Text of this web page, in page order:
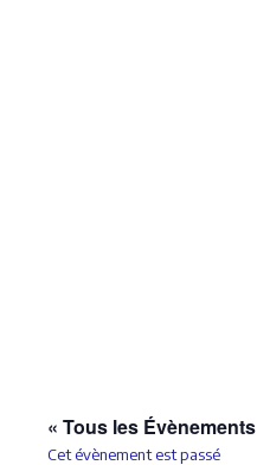
« Tous les Évènements
Cet évènement est passé